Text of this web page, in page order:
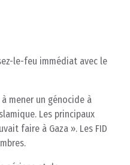
le-feu immédiat avec le
mener un génocide à
Les principaux
faire à Gaza ». Les FID